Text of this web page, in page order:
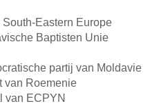
Eastern Europe
Baptisten Unie
partij van Moldavie
van Roemenie
van ECPYN